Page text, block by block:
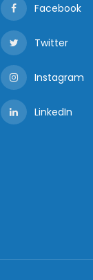
Facebook
Twitter
Instagram
LinkedIn